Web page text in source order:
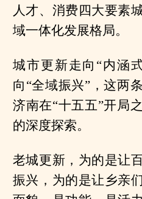
人才、消费四大要素
域一体化发展格局。
城市更新走向“内涵
向“全域振兴”，这两
济南在“十五五”开局
的深度探索。
老城更新，为的是让
振兴，为的是让乡亲